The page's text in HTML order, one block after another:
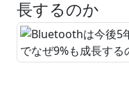
長するのか